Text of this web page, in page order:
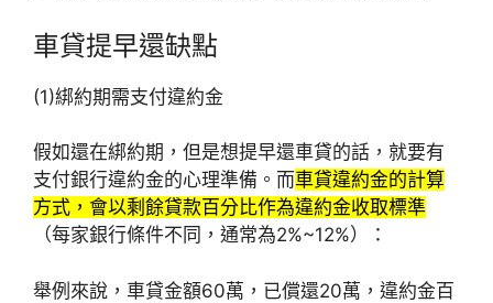
車貸提早還缺點
(1)綁約期需支付違約金
假如還在綁約期，但是想提早還車貸的話，就要有
支付銀行違約金的心理準備。而車貸違約金的計算
方式，會以剩餘貸款百分比作為違約金收取標準
（每家銀行條件不同，通常為2%~12%）：
舉例來說，車貸金額60萬，已償還20萬，違約金百